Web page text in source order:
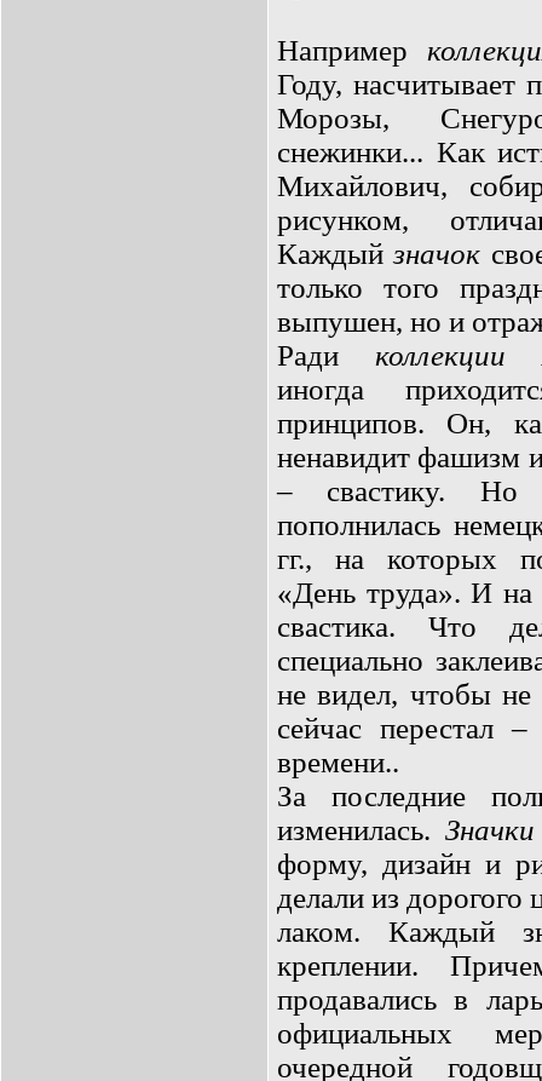
Например
Году, насчитывает
Морозы,
снежинки... Как
Михайлович,
рисунком,
Каждыйзначок
только того
выпушен, но и
Ради коллекции
иногда
принципов. Он,
ненавидит фашизм
– свастику. Но
пополнилась
гг., на которых
«День труда». И
свастика. Что
специально
не видел, чтобы не
сейчас перестал –
времени..
За последние
изменилась.Значки
форму, дизайн и
делали из дорогого
лаком. Каждый
креплении.
продавались в
официальных
очередной